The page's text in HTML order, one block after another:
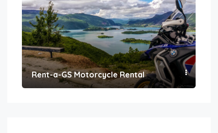
Rent-a-GS Motorcycle Rental